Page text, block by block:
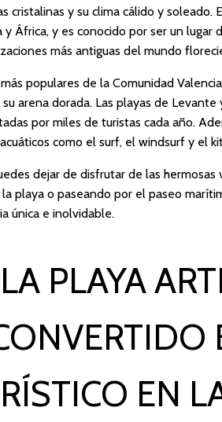
cristalinas y su clima cálido y soleado.
África, y es conocido por ser un lugar
más antiguas del mundo
populares de la Comunidad
arena dorada. Las playas de
por miles de turistas cada año.
como el surf, el windsurf y el
dejar de disfrutar de las
playa o paseando por el paseo
única e inolvidable.
PLAYA
EN